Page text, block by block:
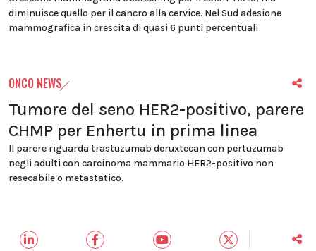
diminuisce quello per il cancro alla cervice. Nel Sud adesione
mammografica in crescita di quasi 6 punti percentuali
ONCO NEWS
Tumore del seno HER2-positivo, parere
CHMP per Enhertu in prima linea
Il parere riguarda trastuzumab deruxtecan con pertuzumab
negli adulti con carcinoma mammario HER2-positivo non
resecabile o metastatico.